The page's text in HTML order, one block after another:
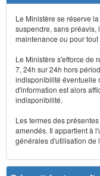
Le Ministère se réserve
suspendre, sans préavis,
maintenance ou pour
Le Ministère s'efforce de
7, 24h sur 24h hors
indisponibilité éventuelle
d'information est alors
indisponibilité.
Les termes des
amendés. Il appartient à
générales d'utilisation de